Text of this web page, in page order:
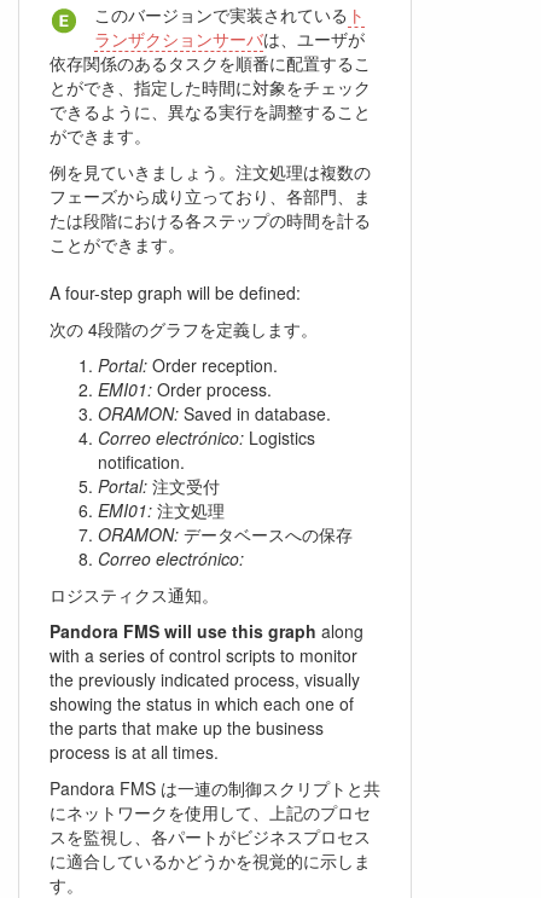
このバージョンで実装されている ト
ランザクションサーバは、ユーザが
依存関係のあるタスクを順番に配置するこ
とができ、指定した時間に対象をチェック
できるように、異なる実行を調整すること
ができます。
例を見ていきましょう。注文処理は複数の
フェーズから成り立っており、各部門、ま
たは段階における各ステップの時間を計る
ことができます。
A four-step graph will be defined:
次の 4段階のグラフを定義します。
Portal: Order reception.
EMI01: Order process.
ORAMON: Saved in database.
Correo electrónico: Logistics
notification.
Portal: 注文受付
EMI01: 注文処理
ORAMON: データベースへの保存
Correo electrónico:
ロジスティクス通知。
Pandora FMS will use this graph along
with a series of control scripts to monitor
the previously indicated process, visually
showing the status in which each one of
the parts that make up the business
process is at all times.
Pandora FMS は一連の制御スクリプトと共
にネットワークを使用して、上記のプロセ
スを監視し、各パートがビジネスプロセス
に適合しているかどうかを視覚的に示しま
す。